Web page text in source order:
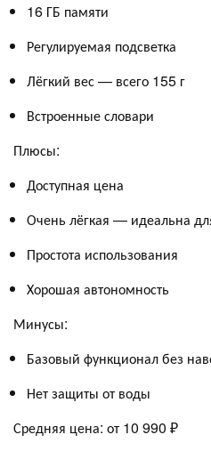
16 ГБ памяти
Регулируемая подсветка
Лёгкий вес — всего 155 г
Встроенные словари
Плюсы:
Доступная цена
Очень лёгкая — идеальна
Простота использования
Хорошая автономность
Минусы:
Базовый функционал без
Нет защиты от воды
Средняя цена: от 10 990 ₽